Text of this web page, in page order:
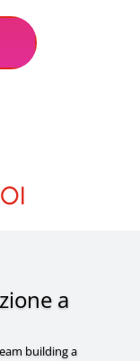
a
building a